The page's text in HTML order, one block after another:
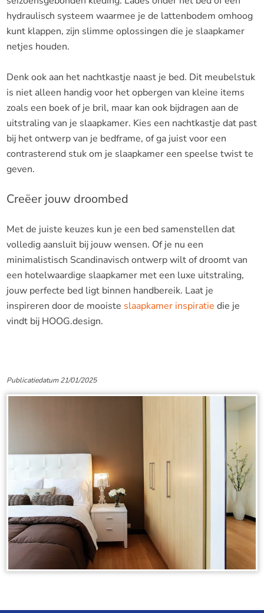
hydraulisch systeem waarmee je de lattenbodem omhoog
kunt klappen, zijn slimme oplossingen die je slaapkamer
netjes houden.
Denk ook aan het nachtkastje naast je bed. Dit meubelstuk
is niet alleen handig voor het opbergen van kleine items
zoals een boek of je bril, maar kan ook bijdragen aan de
uitstraling van je slaapkamer. Kies een nachtkastje dat past
bij het ontwerp van je bedframe, of ga juist voor een
contrasterend stuk om je slaapkamer een speelse twist te
geven.
Creëer jouw droombed
Met de juiste keuzes kun je een bed samenstellen dat
volledig aansluit bij jouw wensen. Of je nu een
minimalistisch Scandinavisch ontwerp wilt of droomt van
een hotelwaardige slaapkamer met een luxe uitstraling,
jouw perfecte bed ligt binnen handbereik. Laat je
inspireren door de mooiste slaapkamer inspiratie die je
vindt bij HOOG.design.
Publicatiedatum 21/01/2025